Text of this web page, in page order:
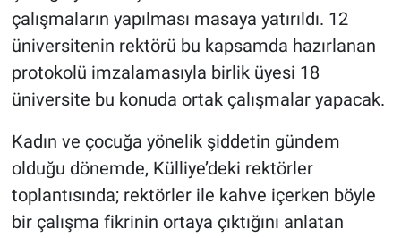
çalışmaların yapılması masaya yatırıldı. 12
üniversitenin rektörü bu kapsamda hazırlanan
protokolü imzalamasıyla birlik üyesi 18
üniversite bu konuda ortak çalışmalar yapacak.
Kadın ve çocuğa yönelik şiddetin gündem
olduğu dönemde, Külliye’deki rektörler
toplantısında; rektörler ile kahve içerken böyle
bir çalışma fikrinin ortaya çıktığını anlatan